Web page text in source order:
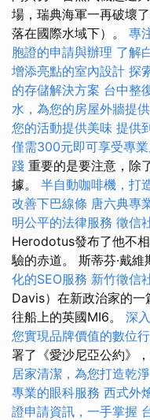
場，瑞典海軍一再破壞
落在國際水域下）。 專
胞證的申請與辦理 了解
增添亮點的室內設計 探
的存儲解決方案 台中整
水，為您的房屋外牆提
您的活動提供美味 提供
僅需300元即可享受專
踐 重要的是要注意，除
據。 半自動咖啡機，打
改善下巴線條 唐六典專
明公平的法律服務 徵信
Herodotus發布了他不
驗的赤道。 斯蒂芬·戴
化的SEO服務 新竹徵信
Davis）在新政治家的
往船上的英國MI6。 深
您實現品牌價值的數位
署了《愛沙尼亞公約》
居家清潔，為您打造乾
專業的眼科服務 西式外
證申請資訊，一手掌握